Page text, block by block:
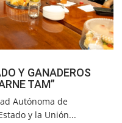
Y GANADEROS
TAM”
Autónoma de
y la Unión...